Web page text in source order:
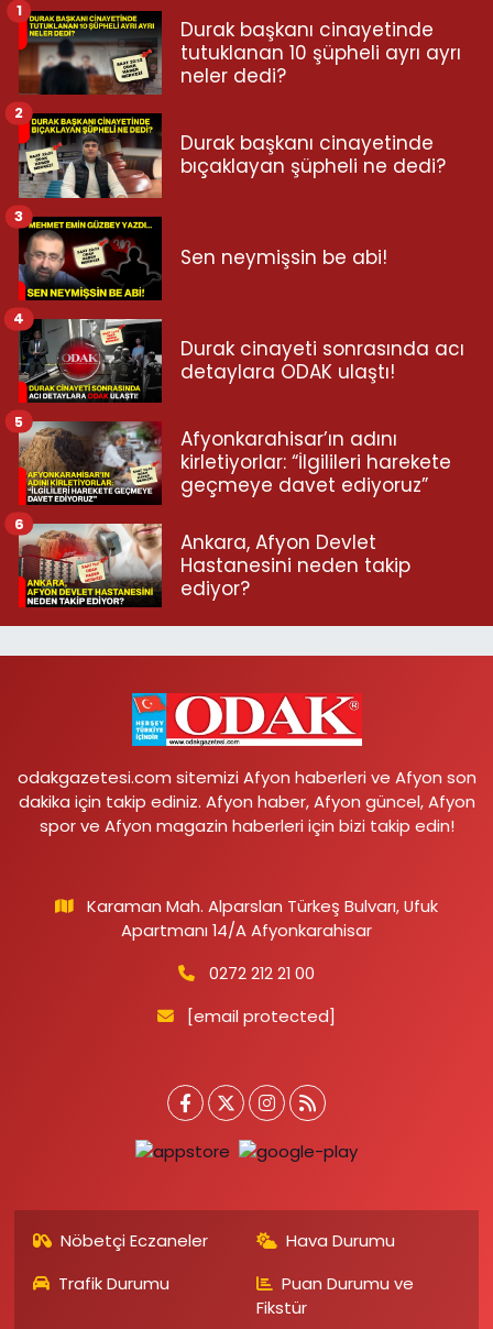
Durak başkanı cinayetinde
tutuklanan 10 şüpheli ayrı ayrı
neler dedi?
1
Durak başkanı cinayetinde
bıçaklayan şüpheli ne dedi?
2
Sen neymişsin be abi!
3
Durak cinayeti sonrasında acı
detaylara ODAK ulaştı!
4
Afyonkarahisar’ın adını
kirletiyorlar: “İlgilileri harekete
geçmeye davet ediyoruz”
5
Ankara, Afyon Devlet
Hastanesini neden takip
ediyor?
6
odakgazetesi.com sitemizi Afyon haberleri ve Afyon son
dakika için takip ediniz. Afyon haber, Afyon güncel, Afyon
spor ve Afyon magazin haberleri için bizi takip edin!
Karaman Mah. Alparslan Türkeş Bulvarı, Ufuk
Apartmanı 14/A Afyonkarahisar
0272 212 21 00
[email protected]
Nöbetçi Eczaneler
Hava Durumu
Trafik Durumu
Puan Durumu ve
Fikstür